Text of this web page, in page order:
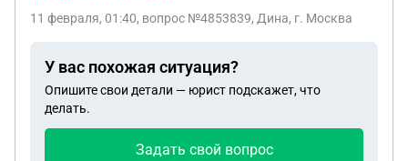
мать(инвалид 2 группы). Могут ли забрать эту
доме его родителей он только прописан. То есть в
имуществе у него только та квартира в которой
мы живём.
11 февраля, 01:40, вопрос №4853839, Дина, г. Москва
У вас похожая ситуация?
Опишите свои детали — юрист подскажет, что
делать.
Задать свой вопрос